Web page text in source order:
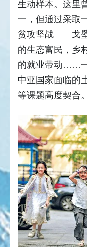
生动样本。这里
一，但通过采取
贫攻坚战——戈
的生态富民，乡
的就业带动……
中亚国家面临的
等课题高度契合。